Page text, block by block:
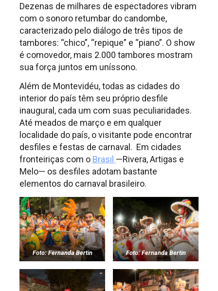
Dezenas de milhares de espectadores vibram
com o sonoro retumbar do candombe,
caracterizado pelo diálogo de três tipos de
tambores: “chico”, “repique” e “piano”. O show
é comovedor, mais 2.000 tambores mostram
sua força juntos em uníssono.
Além de Montevidéu, todas as cidades do
interior do país têm seu próprio desfile
inaugural, cada um com suas peculiaridades.
Até meados de março e em qualquer
localidade do país, o visitante pode encontrar
desfiles e festas de carnaval. Em cidades
fronteiriças com o Brasil —Rivera, Artigas e
Melo— os desfiles adotam bastante
elementos do carnaval brasileiro.
Foto: Fernanda Bertin Foto: Fernanda Bertin